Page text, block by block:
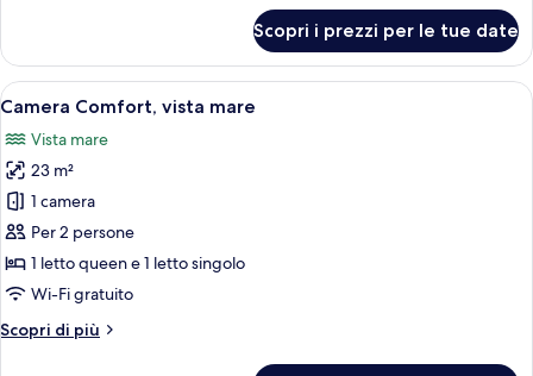
Superior,
terrazzo,
vista
Scopri i prezzi per le tue date
Apri
tutte
le
foto
per
Camera
Comfort,
vista
Una camera d'albergo con un letto,
14
Camera Comfort, vista mare
Vista mare
23 m²
1 camera
Per 2 persone
1 letto queen e 1 letto singolo
Wi-Fi gratuito
Scopri di più
Altri